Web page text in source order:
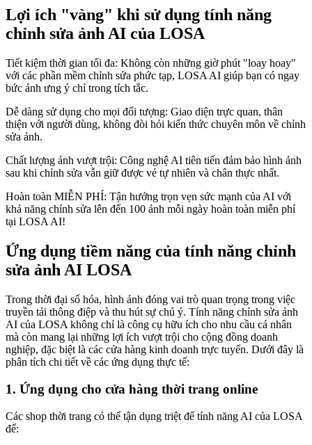
Lợi ích "vàng" khi sử dụng tính năng
chỉnh sửa ảnh AI của LOSA
Tiết kiệm thời gian tối đa: Không còn những giờ phút "loay hoay"
với các phần mềm chỉnh sửa phức tạp, LOSA AI giúp bạn có ngay
bức ảnh ưng ý chỉ trong tích tắc.
Dễ dàng sử dụng cho mọi đối tượng: Giao diện trực quan, thân
thiện với người dùng, không đòi hỏi kiến thức chuyên môn về chỉnh
sửa ảnh.
Chất lượng ảnh vượt trội: Công nghệ AI tiên tiến đảm bảo hình ảnh
sau khi chỉnh sửa vẫn giữ được vẻ tự nhiên và chân thực nhất.
Hoàn toàn MIỄN PHÍ: Tận hưởng trọn vẹn sức mạnh của AI với
khả năng chỉnh sửa lên đến 100 ảnh mỗi ngày hoàn toàn miễn phí
tại LOSA AI!
Ứng dụng tiềm năng của tính năng chỉnh
sửa ảnh AI LOSA
Trong thời đại số hóa, hình ảnh đóng vai trò quan trọng trong việc
truyền tải thông điệp và thu hút sự chú ý. Tính năng chỉnh sửa ảnh
AI của LOSA không chỉ là công cụ hữu ích cho nhu cầu cá nhân
mà còn mang lại những lợi ích vượt trội cho cộng đồng doanh
nghiệp, đặc biệt là các cửa hàng kinh doanh trực tuyến. Dưới đây là
phân tích chi tiết về các ứng dụng thực tế:
1. Ứng dụng cho cửa hàng thời trang online
Các shop thời trang có thể tận dụng triệt để tính năng AI của LOSA
để: